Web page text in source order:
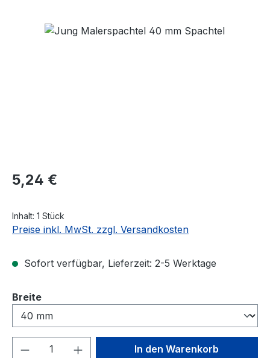
Bildergalerie überspringen
Regulärer Preis:
5,24 €
Inhalt: 1 Stück
Preise inkl. MwSt. zzgl. Versandkosten
Sofort verfügbar, Lieferzeit: 2-5 Werktage
Breiteauswählen
Produkt Anzahl: Gib denIn den Warenkorb